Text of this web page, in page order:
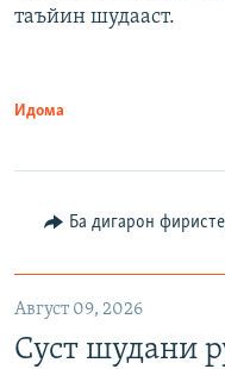
таъйин шудааст.
Идома
Ба дигарон
Август 09, 2026
Суст шудани